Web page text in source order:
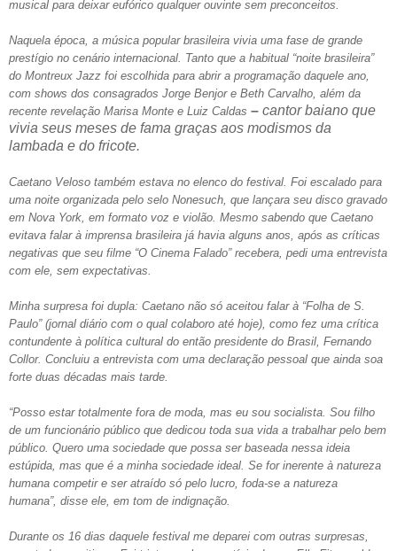
musical para deixar eufórico qualquer ouvinte sem preconceitos.
Naquela época, a música popular brasileira vivia uma fase de grande
prestígio no cenário internacional. Tanto que a habitual “noite brasileira”
do Montreux Jazz foi escolhida para abrir a programação daquele ano,
com shows dos consagrados Jorge Benjor e Beth Carvalho, além da
recente revelação Marisa Monte e Luiz Caldas – cantor baiano que
vivia seus meses de fama graças aos modismos da
lambada e do fricote.
Caetano Veloso também estava no elenco do festival. Foi escalado para
uma noite organizada pelo selo Nonesuch, que lançara seu disco gravado
em Nova York, em formato voz e violão. Mesmo sabendo que Caetano
evitava falar à imprensa brasileira já havia alguns anos, após as críticas
negativas que seu filme “O Cinema Falado” recebera, pedi uma entrevista
com ele, sem expectativas.
Minha surpresa foi dupla: Caetano não só aceitou falar à “Folha de S.
Paulo” (jornal diário com o qual colaboro até hoje), como fez uma crítica
contundente à política cultural do então presidente do Brasil, Fernando
Collor. Concluiu a entrevista com uma declaração pessoal que ainda soa
forte duas décadas mais tarde.
“Posso estar totalmente fora de moda, mas eu sou socialista. Sou filho
de um funcionário público que dedicou toda sua vida a trabalhar pelo bem
público. Quero uma sociedade que possa ser baseada nessa ideia
estúpida, mas que é a minha sociedade ideal. Se for inerente à natureza
humana competir e ser atraído só pelo lucro, foda-se a natureza
humana”, disse ele, em tom de indignação.
Durante os 16 dias daquele festival me deparei com outras surpresas,